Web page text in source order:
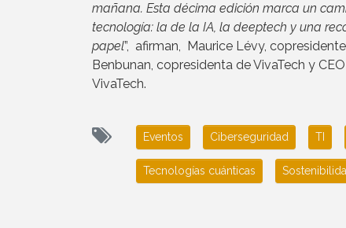
mañana. Esta décima edición marca un
tecnología: la de la IA, la deeptech y una
papel”, afirman, Maurice Lévy,
Benbunan, copresidenta de VivaTech y
VivaTech.
Eventos Ciberseguridad TI
Tecnologías cuánticas